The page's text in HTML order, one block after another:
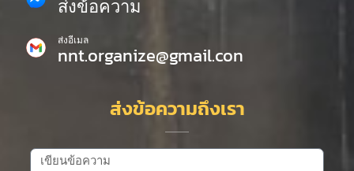
ส่งข้อความ
ส่งอีเมล
nnt.organize@gmail.con
ส่งข้อความถึงเรา